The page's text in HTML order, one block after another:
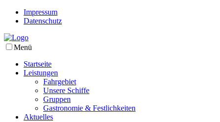
Impressum
Datenschutz
Menü
Startseite
Leistungen
Fahrgebiet
Unsere Schiffe
Gruppen
Gastronomie & Festlichkeiten
Aktuelles